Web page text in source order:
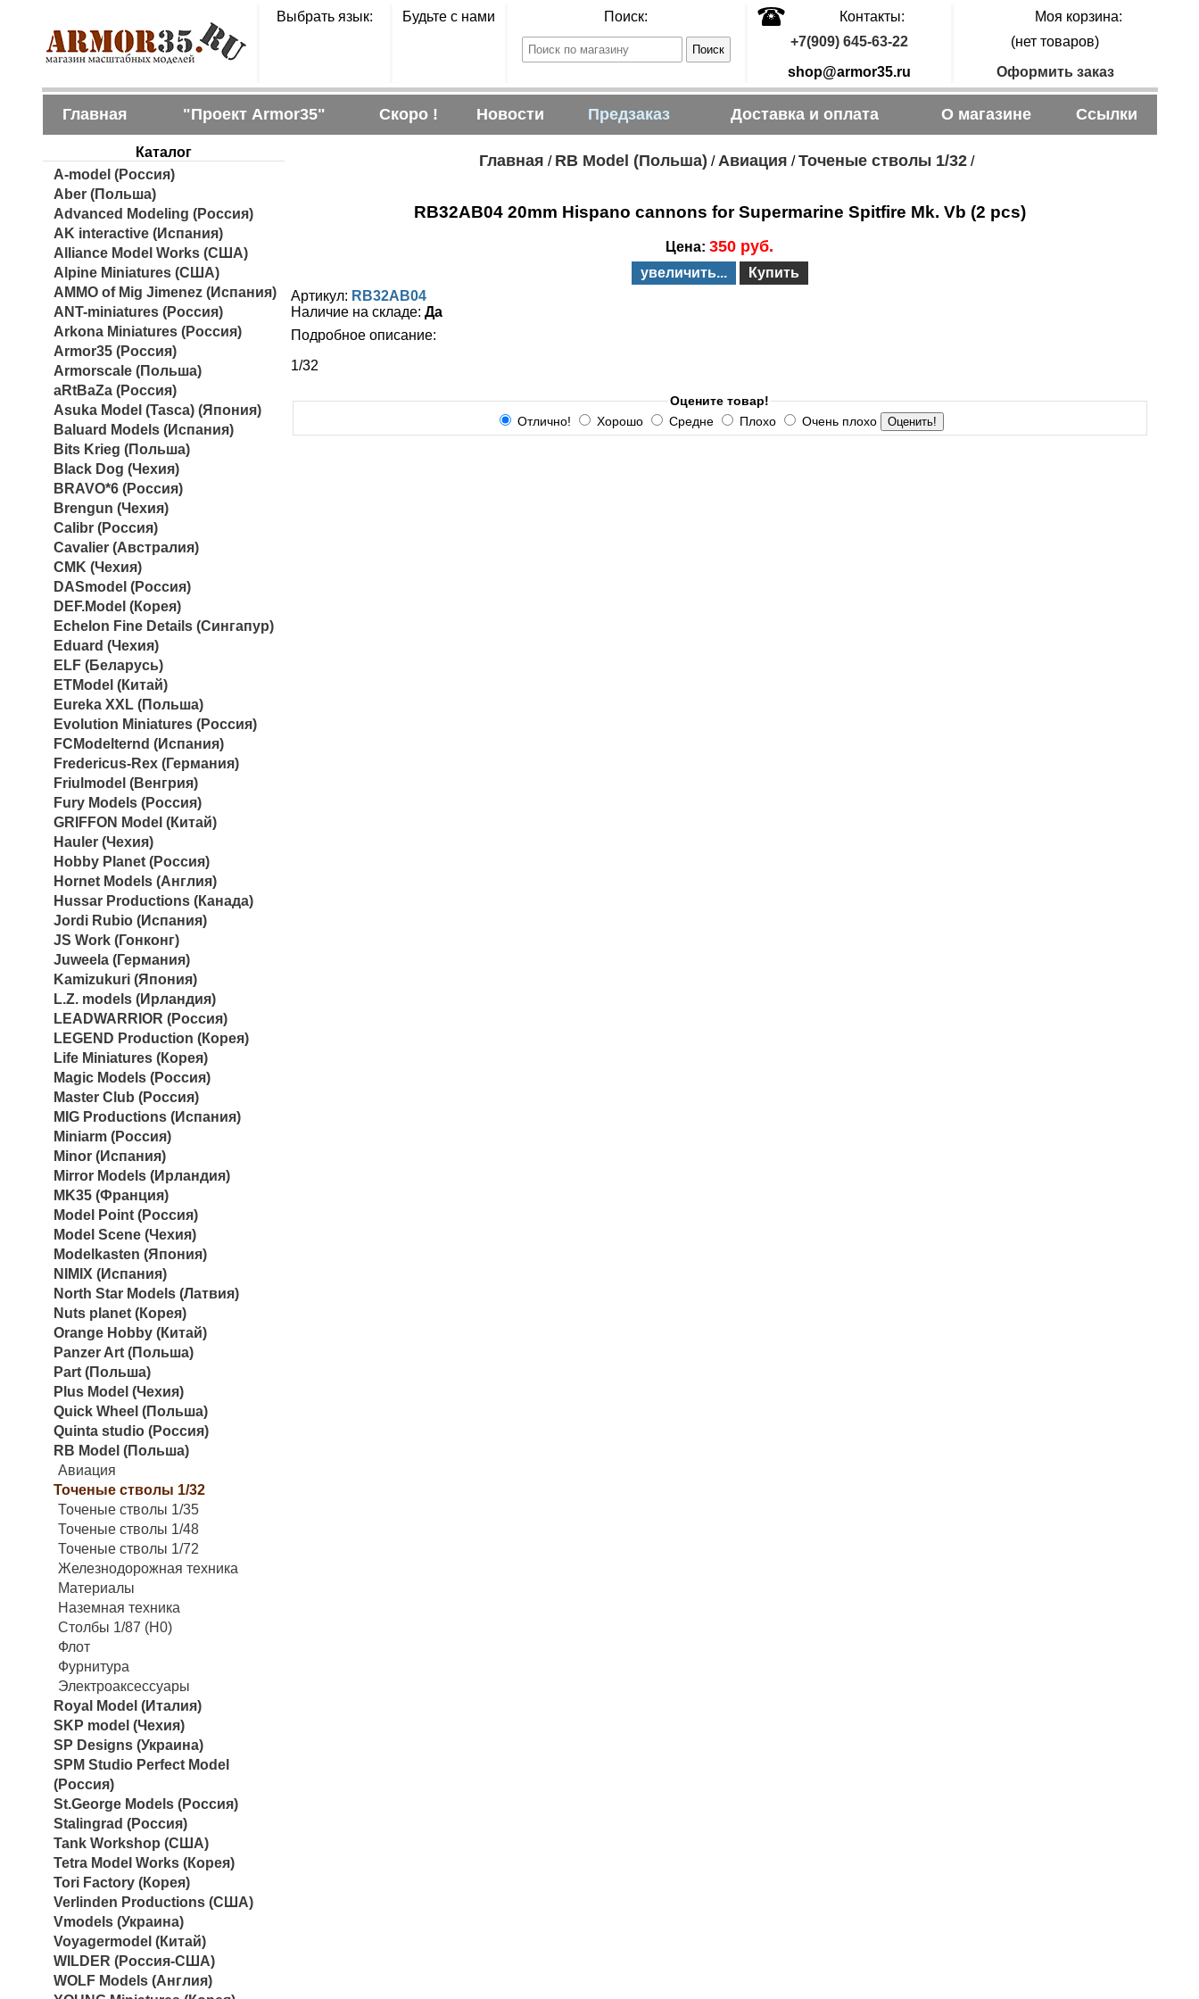
Выбрать язык: Будьте с нами Поиск: Контакты:
Моя корзина:
+7(909) 645-63-22
shop@armor35.ru
(нет товаров)
Оформить заказ
Главная "Проект Armor35" Скоро ! Новости Предзаказ Доставка и оплата О магазине Ссылки
Каталог
A-model (Россия)
Aber (Польша)
Advanced Modeling (Россия)
AK interactive (Испания)
Alliance Model Works (США)
Alpine Miniatures (США)
AMMO of Mig Jimenez (Испания)
ANT-miniatures (Россия)
Arkona Miniatures (Россия)
Armor35 (Россия)
Armorscale (Польша)
aRtBaZa (Россия)
Asuka Model (Tasca) (Япония)
Baluard Models (Испания)
Bits Krieg (Польша)
Black Dog (Чехия)
BRAVO*6 (Россия)
Brengun (Чехия)
Calibr (Россия)
Cavalier (Австралия)
CMK (Чехия)
DASmodel (Россия)
DEF.Model (Корея)
Echelon Fine Details (Сингапур)
Eduard (Чехия)
ELF (Беларусь)
ETModel (Китай)
Eureka XXL (Польша)
Evolution Miniatures (Россия)
FCModelternd (Испания)
Fredericus-Rex (Германия)
Friulmodel (Венгрия)
Fury Models (Россия)
GRIFFON Model (Китай)
Hauler (Чехия)
Hobby Planet (Россия)
Hornet Models (Англия)
Hussar Productions (Канада)
Jordi Rubio (Испания)
JS Work (Гонконг)
Juweela (Германия)
Kamizukuri (Япония)
L.Z. models (Ирландия)
LEADWARRIOR (Россия)
LEGEND Production (Корея)
Life Miniatures (Корея)
Magic Models (Россия)
Master Club (Россия)
MIG Productions (Испания)
Miniarm (Россия)
Minor (Испания)
Mirror Models (Ирландия)
MK35 (Франция)
Model Point (Россия)
Model Scene (Чехия)
Modelkasten (Япония)
NIMIX (Испания)
North Star Models (Латвия)
Nuts planet (Корея)
Orange Hobby (Китай)
Panzer Art (Польша)
Part (Польша)
Plus Model (Чехия)
Quick Wheel (Польша)
Quinta studio (Россия)
RB Model (Польша)
Авиация
Точеные стволы 1/32
Точеные стволы 1/35
Точеные стволы 1/48
Точеные стволы 1/72
Железнодорожная техника
Материалы
Наземная техника
Столбы 1/87 (H0)
Флот
Фурнитура
Электроаксессуары
Royal Model (Италия)
SKP model (Чехия)
SP Designs (Украина)
SPM Studio Perfect Model
(Россия)
St.George Models (Россия)
Stalingrad (Россия)
Tank Workshop (США)
Tetra Model Works (Корея)
Tori Factory (Корея)
Verlinden Productions (США)
Vmodels (Украина)
Voyagermodel (Китай)
WILDER (Россия-США)
WOLF Models (Англия)
Главная / RB Model (Польша) /Авиация /Точеные стволы 1/32 /
RB32AB04 20mm Hispano cannons for Supermarine Spitfire Mk. Vb (2 pcs)
Цена: 350 руб.
увеличить...
Купить
Артикул: RB32AB04
Наличие на складе: Да
Подробное описание:
1/32
Оцените товар!
Отлично!
Хорошо Средне Плохо Очень плохо